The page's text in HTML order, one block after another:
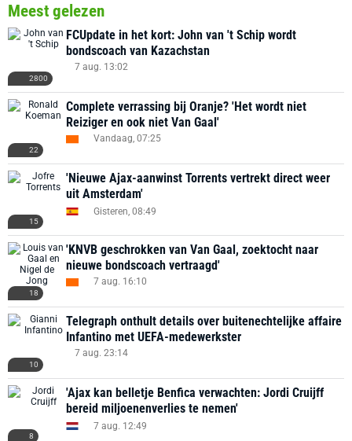
Meest gelezen
2800
FCUpdate in het kort: John van 't Schip wordt
bondscoach van Kazachstan
7 aug. 13:02
22
Complete verrassing bij Oranje? 'Het wordt niet
Reiziger en ook niet Van Gaal'
Vandaag, 07:25
15
'Nieuwe Ajax-aanwinst Torrents vertrekt direct weer
uit Amsterdam'
Gisteren, 08:49
18
'KNVB geschrokken van Van Gaal, zoektocht naar
nieuwe bondscoach vertraagd'
7 aug. 16:10
10
Telegraph onthult details over buitenechtelijke affaire
Infantino met UEFA-medewerkster
7 aug. 23:14
8
'Ajax kan belletje Benfica verwachten: Jordi Cruijff
bereid miljoenenverlies te nemen'
7 aug. 12:49